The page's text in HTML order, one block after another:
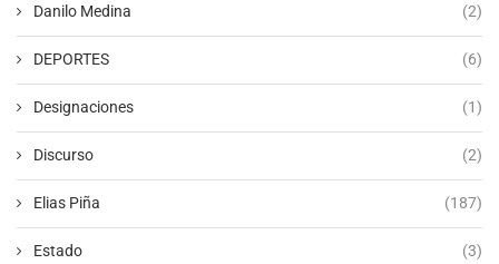
Danilo Medina (2)
DEPORTES (6)
Designaciones (1)
Discurso (2)
Elias Piña (187)
Estado (3)